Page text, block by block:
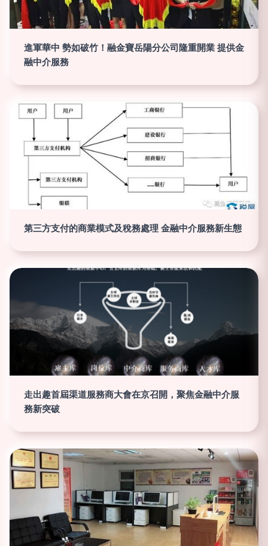
進軍華中 勢如破竹！融金寶岳陽分公司隆重開業 提供金
融中介服務
第三方支付的商業模式及稅務處理 金融中介服務新生態
走出趣首屆渠道服務商大會在京召開，聚焦金融中介服
務新突破